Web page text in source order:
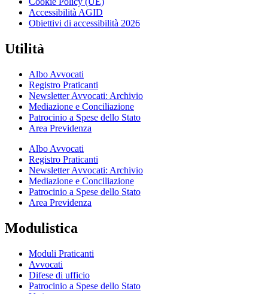
Accessibilità AGID
Obiettivi di accessibilità 2026
Utilità
Albo Avvocati
Registro Praticanti
Newsletter Avvocati: Archivio
Mediazione e Conciliazione
Patrocinio a Spese dello Stato
Area Previdenza
Albo Avvocati
Registro Praticanti
Newsletter Avvocati: Archivio
Mediazione e Conciliazione
Patrocinio a Spese dello Stato
Area Previdenza
Modulistica
Moduli Praticanti
Avvocati
Difese di ufficio
Patrocinio a Spese dello Stato